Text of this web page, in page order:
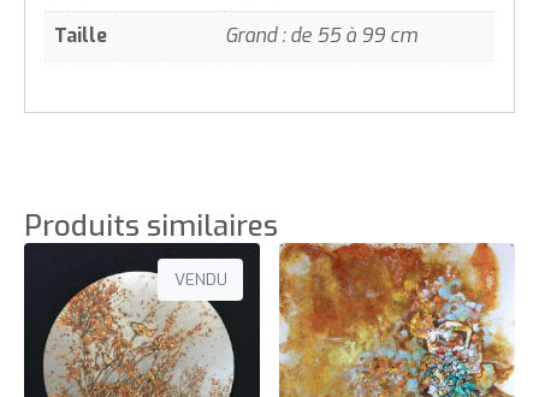
Taille
Grand : de 55 à 99 cm
Produits similaires
VENDU